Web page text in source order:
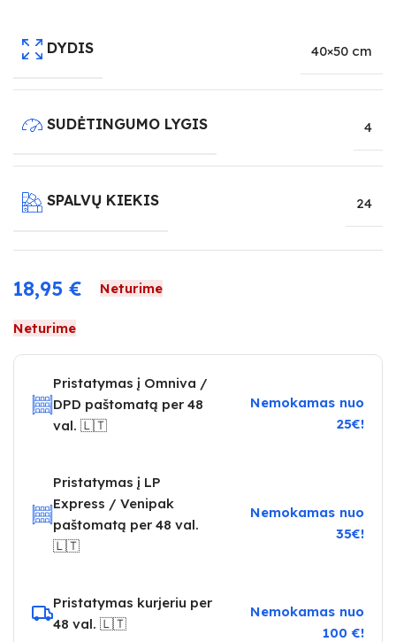
DYDIS 40×50 cm
SUDĖTINGUMO LYGIS 4
SPALVŲ KIEKIS 24
18,95 € Neturime
Neturime
Pristatymas į Omniva /
DPD paštomatą per 48
val. 🇱🇹
Nemokamas nuo
25€!
Pristatymas į LP
Express / Venipak
paštomatą per 48 val.
🇱🇹
Nemokamas nuo
35€!
Pristatymas kurjeriu per
48 val. 🇱🇹
Nemokamas nuo
100 €!